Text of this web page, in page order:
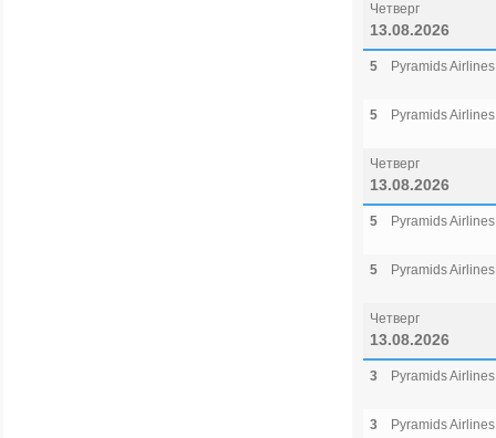
Четверг
13.08.2026
5 Pyramids Airlines
5 Pyramids Airlines
Четверг
13.08.2026
5 Pyramids Airlines
5 Pyramids Airlines
Четверг
13.08.2026
3 Pyramids Airlines
3 Pyramids Airlines